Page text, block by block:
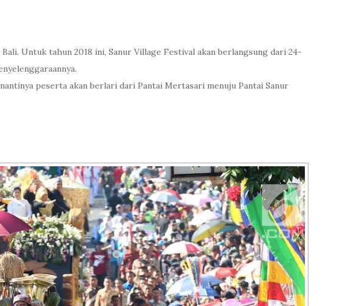
Untuk tahun 2018 ini, Sanur Village Festival akan berlangsung dari 24-
peserta akan berlari dari Pantai Mertasari menuju Pantai Sanur